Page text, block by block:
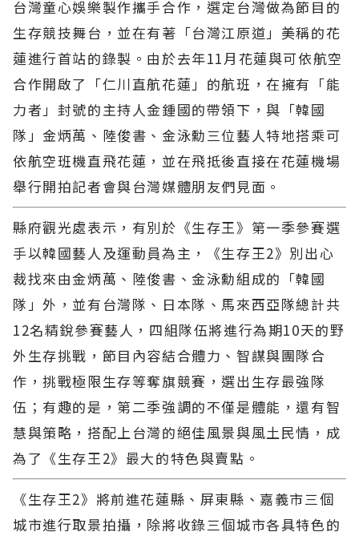
台灣童心娛樂製作攜手合作，選定台灣做為節目的
生存競技舞台，並在有著「台灣江原道」美稱的花
蓮進行首站的錄製。由於去年11月花蓮與可依航空
合作開啟了「仁川直航花蓮」的航班，在擁有「能
力者」封號的主持人金鍾國的帶領下，與「韓國
隊」金炳萬、陸俊書、金泳勳三位藝人特地搭乘可
依航空班機直飛花蓮，並在飛抵後直接在花蓮機場
舉行開拍記者會與台灣媒體朋友們見面。
縣府觀光處表示，有別於《生存王》第一季參賽選
手以韓國藝人及運動員為主，《生存王2》別出心
裁找來由金炳萬、陸俊書、金泳勳組成的「韓國
隊」外，並有台灣隊、日本隊、馬來西亞隊總計共
12名精銳參賽藝人，四組隊伍將進行為期10天的野
外生存挑戰，節目內容結合體力、智謀與團隊合
作，挑戰極限生存等奪旗競賽，選出生存最強隊
伍；有趣的是，第二季強調的不僅是體能，還有智
慧與策略，搭配上台灣的絕佳風景與風土民情，成
為了《生存王2》最大的特色與賣點。
《生存王2》將前進花蓮縣、屏東縣、嘉義市三個
城市進行取景拍攝，除將收錄三個城市各具特色的